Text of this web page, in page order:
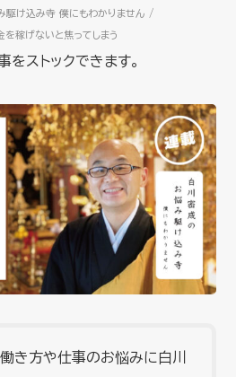
駆け込み寺 僕にもわかりません
を稼げないと焦ってしまう
をストックできます。
き方や仕事のお悩みに白川